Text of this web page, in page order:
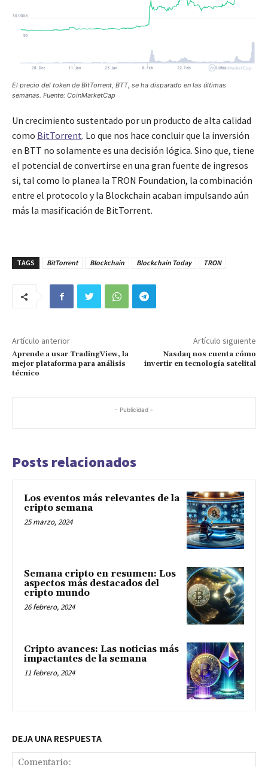
El precio del token de BitTorrent, BTT, se ha disparado en las últimas
semanas. Fuente: CoinMarketCap
Un crecimiento sustentado por un producto de alta calidad
como BitTorrent. Lo que nos hace concluir que la inversión
en BTT no solamente es una decisión lógica. Sino que, tiene
el potencial de convertirse en una gran fuente de ingresos
si, tal como lo planea la TRON Foundation, la combinación
entre el protocolo y la Blockchain acaban impulsando aún
más la masificación de BitTorrent.
TAGS BitTorrent Blockchain Blockchain Today TRON
Artículo anterior
Aprende a usar TradingView, la
mejor plataforma para análisis
técnico
Artículo siguiente
Nasdaq nos cuenta cómo
invertir en tecnología satelital
- Publicidad -
Posts relacionados
Los eventos más relevantes de la
cripto semana
25 marzo, 2024
Semana cripto en resumen: Los
aspectos más destacados del
cripto mundo
26 febrero, 2024
Cripto avances: Las noticias más
impactantes de la semana
11 febrero, 2024
DEJA UNA RESPUESTA